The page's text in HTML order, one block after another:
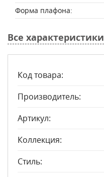
Форма плафона:
Все характеристики
Код товара:
Производитель:
Артикул:
Коллекция:
Стиль: